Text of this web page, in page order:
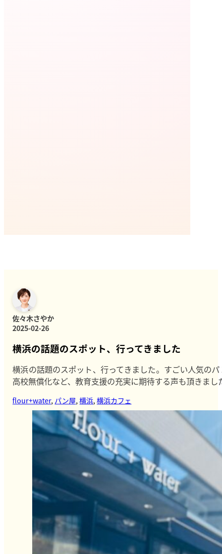
佐々木さやか
2025-02-26
横浜の話題のスポット、行ってきました
横浜の話題のスポット、行ってきました。すごい人気の
高校無償化など、教育支援の充実に期待する声も頂きま
flour+water, パン屋,横浜,横浜カフェ